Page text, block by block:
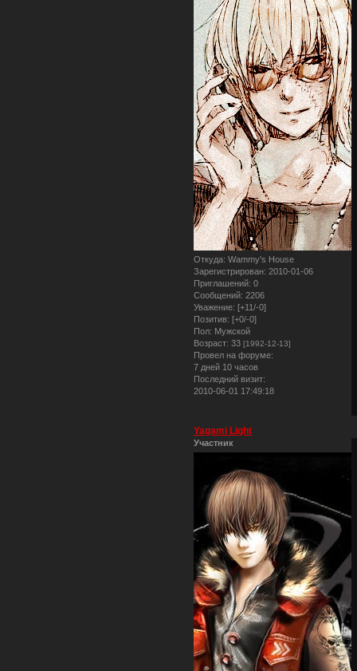
Откуда: Wammy's House
Зарегистрирован: 2010-01-06
Приглашений: 0
Сообщений: 2206
Уважение: [+11/-0]
Позитив: [+0/-0]
Пол: Мужской
Возраст: 33 [1992-12-13]
Провел на форуме:
7 дней 10 часов
Последний визит:
2010-06-01 17:49:18
Yagami Light
Участник